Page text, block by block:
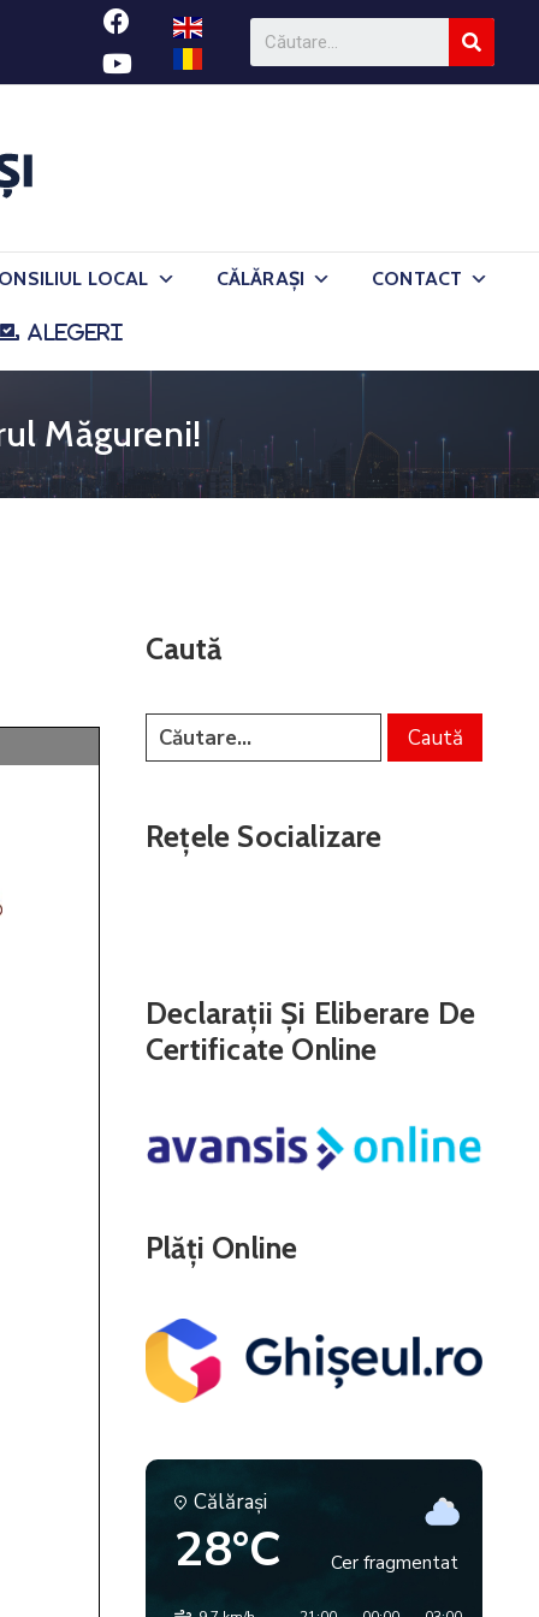
LOCAL CĂLĂRAȘI CONTACT
ALEGERI
Măgureni!
Caută
Rețele Socializare
Declarații Și Eliberare De
Certificate Online
Plăți Online
Călăraşi
28°C Cer fragmentat